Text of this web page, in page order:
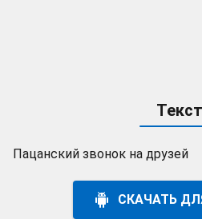
Текст
Пацанский звонок на друзей
СКАЧАТЬ